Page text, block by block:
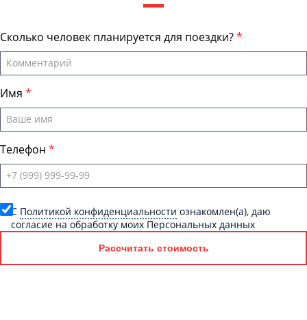
Сколько человек планируется для поездки?
Имя
Телефон
C Политикой конфиденциальности ознакомлен(а), даю
согласие на обработку моих Персональных данных
Рассчитать стоимость